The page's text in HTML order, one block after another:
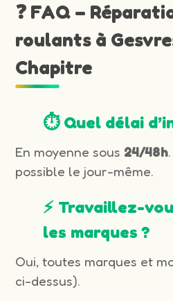
❓ FAQ –
roulants à
Chapitre
⏱️ Quel délai
En moyenne sous 24/48h
possible le jour-même.
⚡ Travaillez-
les marques ?
Oui, toutes marques et
ci-dessus).